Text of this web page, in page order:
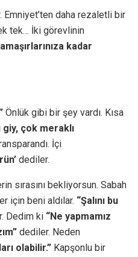
Emniyet’ten daha rezaletli bir
tek… İki görevlinin
kadar
Önlük gibi bir şey vardı. Kısa
giy, çok meraklı
İçi
dediler.
sırasını bekliyorsun. Sabah
için beni aldılar. “Şalını bu
Dedim ki “Ne yapmamız
dediler. Neden
olabilir.” Kapşonlu bir